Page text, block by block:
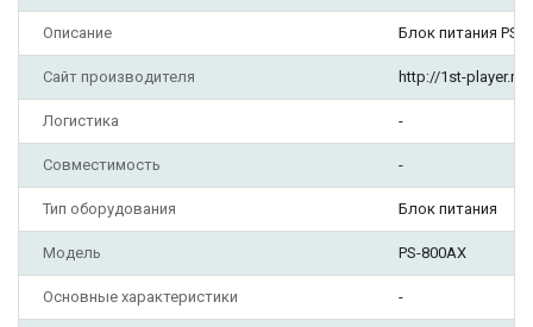
Описание Блок питания PS-
Сайт производителя http://1st-player.ru/
Логистика -
Совместимость -
Тип оборудования Блок питания
Модель PS-800AX
Основные характеристики -